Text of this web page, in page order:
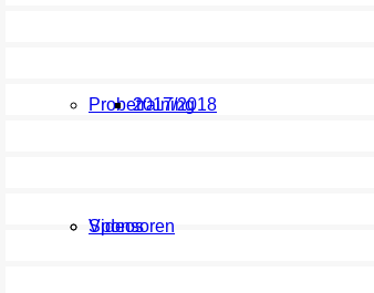
Probetraining
Sponsoren
2017/2018
Videos